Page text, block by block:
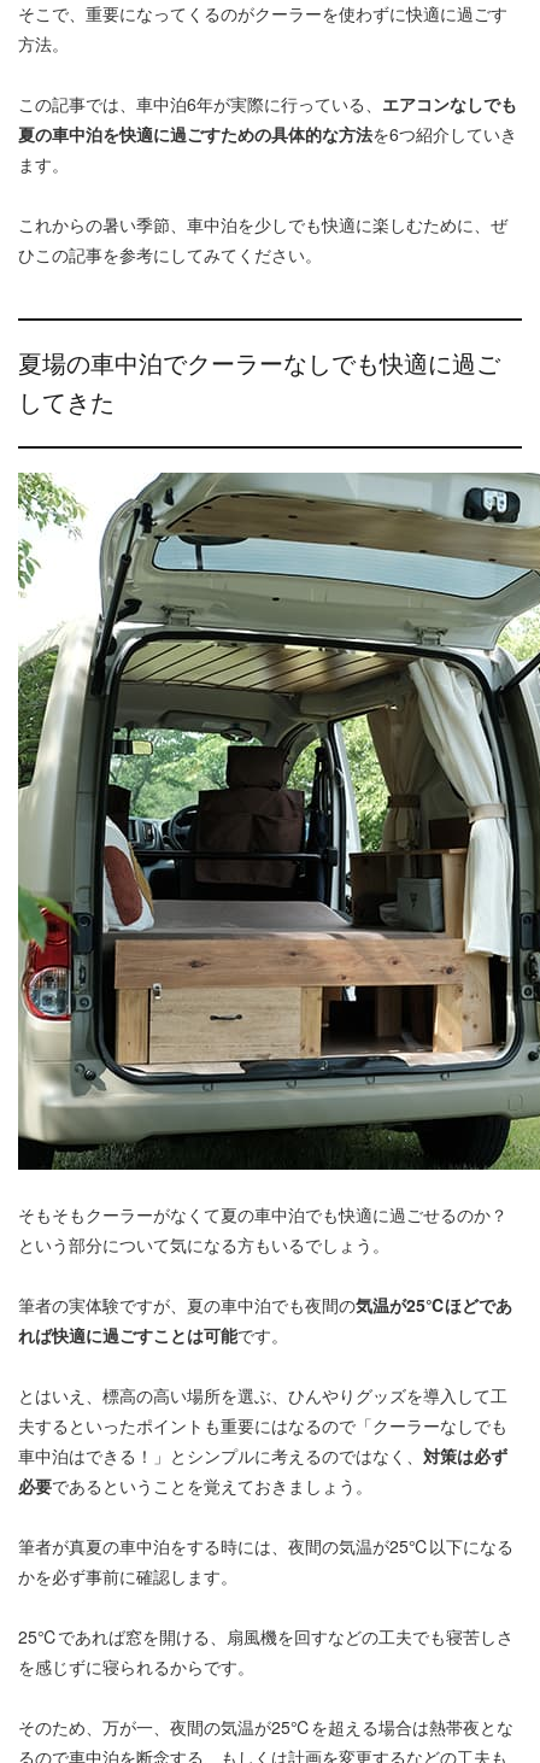
そこで、重要になってくるのがクーラーを使わずに快適に過ごす
方法。
この記事では、車中泊6年が実際に行っている、 エアコンなしでも
夏の車中泊を快適に過ごすための具体的な方法を6つ紹介していき
ます。
これからの暑い季節、車中泊を少しでも快適に楽しむために、ぜ
ひこの記事を参考にしてみてください。
夏場の車中泊でクーラーなしでも快適に過ご
してきた
そもそもクーラーがなくて夏の車中泊でも快適に過ごせるのか？
という部分について気になる方もいるでしょう。
筆者の実体験ですが、夏の車中泊でも夜間の気温が25℃ほどであ
れば快適に過ごすことは可能です。
とはいえ、標高の高い場所を選ぶ、ひんやりグッズを導入して工
夫するといったポイントも重要にはなるので「クーラーなしでも
車中泊はできる！」とシンプルに考えるのではなく、 対策は必ず
必要であるということを覚えておきましょう。
筆者が真夏の車中泊をする時には、夜間の気温が25℃以下になる
かを必ず事前に確認します。
25℃であれば窓を開ける、扇風機を回すなどの工夫でも寝苦しさ
を感じずに寝られるからです。
そのため、万が一、夜間の気温が25℃を超える場合は熱帯夜とな
るので車中泊を断念する、もしくは計画を変更するなどの工夫も